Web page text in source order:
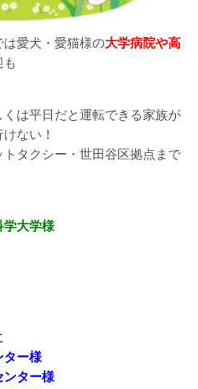
は愛犬・愛猫様の大学病院や高
も
は平日だと運転できる家族が
ない！
タクシー・世田谷区拠点まで
学大学様
ター様
ンター様